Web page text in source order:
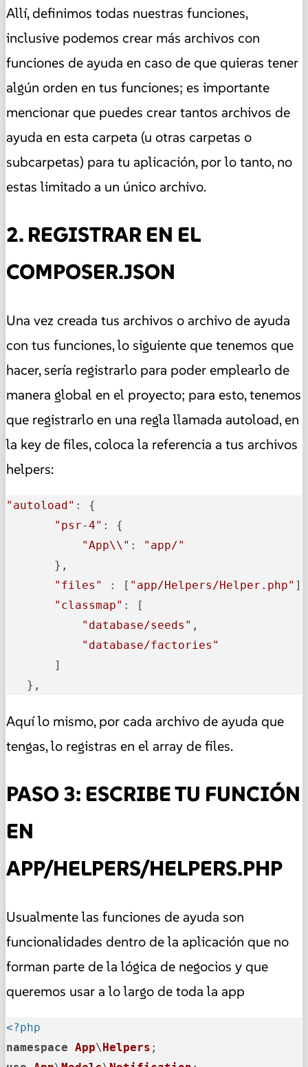
Allí, definimos todas nuestras funciones,
inclusive podemos crear más archivos con
funciones de ayuda en caso de que quieras tener
algún orden en tus funciones; es importante
mencionar que puedes crear tantos archivos de
ayuda en esta carpeta (u otras carpetas o
subcarpetas) para tu aplicación, por lo tanto, no
estas limitado a un único archivo.
2. REGISTRAR EN EL
COMPOSER.JSON
Una vez creada tus archivos o archivo de ayuda
con tus funciones, lo siguiente que tenemos que
hacer, sería registrarlo para poder emplearlo de
manera global en el proyecto; para esto, tenemos
que registrarlo en una regla llamada autoload, en
la key de files, coloca la referencia a tus archivos
helpers:
"autoload" : {
"psr-4" : {
"App\\" :
"app/"
       },
"files"
: [ "app/Helpers/Helper.php" ],
"classmap" : [
"database/seeds" ,
"database/factories"
       ]
   },
Aquí lo mismo, por cada archivo de ayuda que
tengas, lo registras en el array de files.
PASO 3: ESCRIBE TU FUNCIÓN
EN
APP/HELPERS/HELPERS.PHP
Usualmente las funciones de ayuda son
funcionalidades dentro de la aplicación que no
forman parte de la lógica de negocios y que
queremos usar a lo largo de toda la app
<?php
namespace App\Helpers